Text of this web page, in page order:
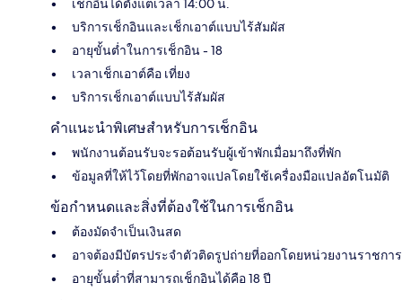
เช็กอินได้ตั้งแต่เวลา 14:00 น.
บริการเช็กอินและเช็กเอาต์แบบไร้สัมผัส
อายุขั้นต่ำในการเช็กอิน - 18
เวลาเช็กเอาต์คือ เที่ยง
บริการเช็กเอาต์แบบไร้สัมผัส
คำแนะนำพิเศษสำหรับการเช็กอิน
พนักงานต้อนรับจะรอต้อนรับผู้เข้าพักเมื่อมาถึงที่พัก
ข้อมูลที่ให้ไว้โดยที่พักอาจแปลโดยใช้เครื่องมือแปลอัตโนมัติ
ข้อกำหนดและสิ่งที่ต้องใช้ในการเช็กอิน
ต้องมัดจำเป็นเงินสด
อาจต้องมีบัตรประจำตัวติดรูปถ่ายที่ออกโดยหน่วยงานราชการ
อายุขั้นต่ำที่สามารถเช็กอินได้คือ 18 ปี